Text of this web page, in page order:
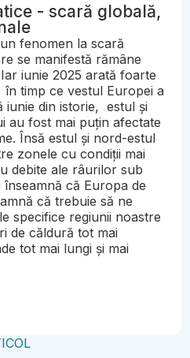
- scară globală,
fenomen la scară
se manifestă rămâne
iunie 2025 arată foarte
timp ce vestul Europei a
iunie din istorie, estul și
au fost mai puțin afectate
Însă estul și nord-estul
zonele cu condiții mai
debite ale râurilor sub
că Europa de
că trebuie să ne
specifice regiunii noastre
de căldură tot mai
tot mai lungi și mai